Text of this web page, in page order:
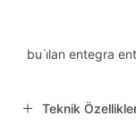
bu i̇lan entegra
Teknik